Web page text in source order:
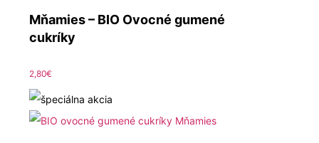
Mňamies – BIO Ovocné gumené
cukríky
2,80€